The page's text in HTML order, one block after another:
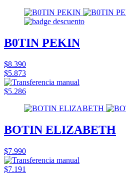
B0TIN PEKIN
$8.390
$5.873
$5.286
BOTIN ELIZABETH
$7.990
$7.191